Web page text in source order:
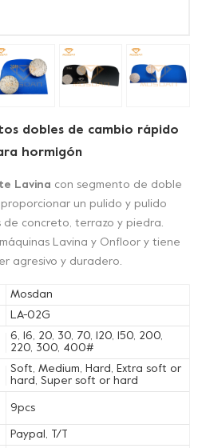
dobles de cambio rápido
hormigón
Lavina con segmento de doble
un pulido y pulido
de concreto, terrazo y piedra.
Lavina y Onfloor y tiene
agresivo y duradero.
Mosdan
LA-02G
6, 16, 20, 30, 70, 120, 150, 200,
220, 300, 400#
Soft, Medium, Hard, Extra soft or
hard, Super soft or hard
9pcs
Paypal, T/T